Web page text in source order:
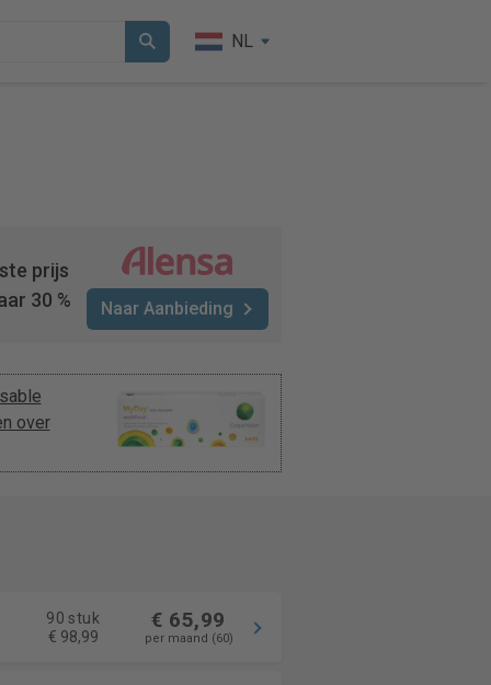
NL
prijs
30 %
Naar Aanbieding
over
90 stuk
€ 98,99
€ 65,99
per maand (60)